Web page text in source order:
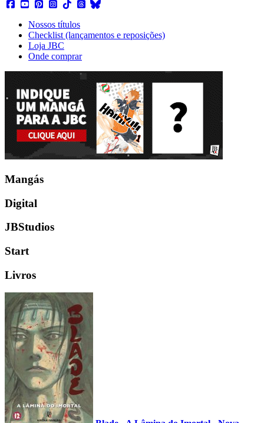
Nossos títulos
Checklist (lançamentos e reposições)
Loja JBC
Onde comprar
Mangás
Digital
JBStudios
Start
Livros